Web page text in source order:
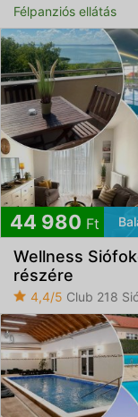
Félpanziós ellátás
44 980 Ft
Wellness
részére
4,4/5 Club 218